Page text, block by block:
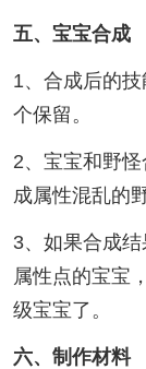
五、宝宝合成
1、合成后的
个保留。
2、宝宝和野
成属性混乱的
3、如果合成
属性点的宝宝
级宝宝了。
六、制作材料